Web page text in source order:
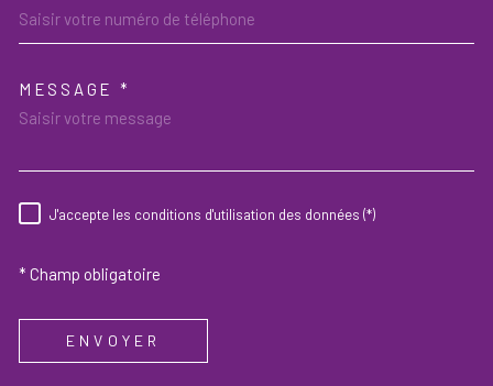
MESSAGE *
RÈGLEMENTATION
J'accepte les conditions d'utilisation des données (*)
* Champ obligatoire
ENVOYER